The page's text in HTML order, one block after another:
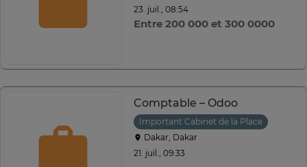
23. juil., 08:54
Entre 200 000 et 300 0000
Comptable – Odoo
Important Cabinet de la Place
Dakar, Dakar
21. juil., 09:33